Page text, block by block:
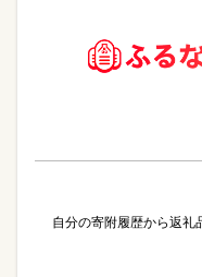
自分の寄附履歴から返礼